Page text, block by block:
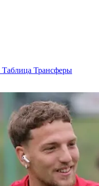
Таблица Трансферы